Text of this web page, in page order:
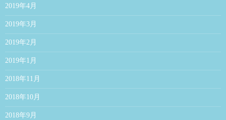
2019年4月
2019年3月
2019年2月
2019年1月
2018年11月
2018年10月
2018年9月